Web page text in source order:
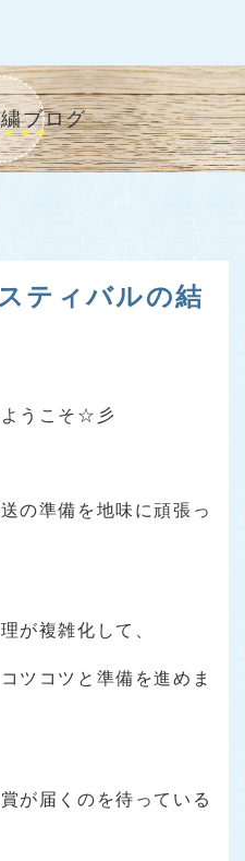
ブログ
ティバルの結
ようこそ☆彡
の準備を地味に頑張っ
が複雑化して、
ツコツと準備を進めま
が届くのを待っている